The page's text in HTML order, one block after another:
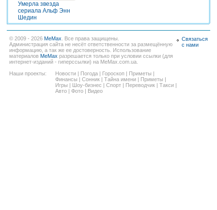
Умерла звезда
сериала Альф Энн
Шедин
© 2009 - 2026 MeMax . Все права защищены.
Администрация сайта не несёт ответственности за размещённую
информацию, а так же ее достоверность. Использование
материалов MeMax разрешается только при условии ссылки (для
интернет-изданий - гиперссылки) на MeMax.com.ua.
Наши проекты:
Новости | Погода | Гороскоп | Приметы |
Финансы | Сонник | Тайна имени | Приметы |
Игры | Шоу-бизнес | Спорт | Переводчик | Такси |
Авто | Фото | Видео
Связаться
с нами